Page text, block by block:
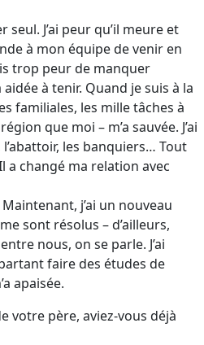
J’ai peur qu’il meure et
à mon équipe de venir en
trop peur de manquer
à tenir. Quand je suis à la
familiales, les mille tâches à
que moi – m’a sauvée. J’ai
les banquiers… Tout
changé ma relation avec
j’ai un nouveau
sont résolus – d’ailleurs,
nous, on se parle. J’ai
faire des études de
apaisée.
votre père, aviez-vous déjà